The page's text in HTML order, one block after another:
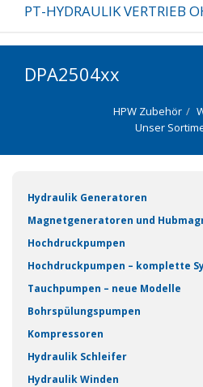
PT-HYDRAULIK VERTRIEB
DPA2504xx
HPW Zubehör
Unser
Hydraulik Generatoren
Magnetgeneratoren und
Hochdruckpumpen
Hochdruckpumpen – komplette
Tauchpumpen – neue Modelle
Bohrspülungspumpen
Kompressoren
Hydraulik Schleifer
Hydraulik Winden